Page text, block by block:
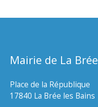
Mairie de La
Place de la République
17840 La Brée les Bains